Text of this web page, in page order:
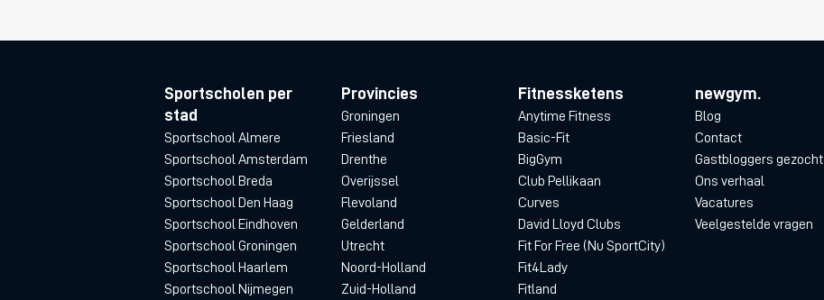
Sportscholen per
stad
Sportschool Almere
Sportschool Amsterdam
Sportschool Breda
Sportschool Den Haag
Sportschool Eindhoven
Sportschool Groningen
Sportschool Haarlem
Sportschool Nijmegen
Provincies
Groningen
Friesland
Drenthe
Overijssel
Flevoland
Gelderland
Utrecht
Noord-Holland
Zuid-Holland
Fitnessketens
Anytime Fitness
Basic-Fit
BigGym
Club Pellikaan
Curves
David Lloyd Clubs
Fit For Free (Nu SportCity)
Fit4Lady
Fitland
newgym.
Blog
Contact
Gastbloggers gezocht
Ons verhaal
Vacatures
Veelgestelde vragen